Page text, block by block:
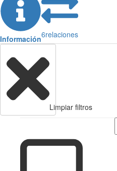
Información6relaciones
Limpiar filtros